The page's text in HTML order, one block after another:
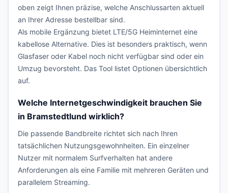
oben zeigt Ihnen präzise, welche Anschlussarten aktuell
an Ihrer Adresse bestellbar sind.
Als mobile Ergänzung bietet LTE/5G Heiminternet eine
kabellose Alternative. Dies ist besonders praktisch, wenn
Glasfaser oder Kabel noch nicht verfügbar sind oder ein
Umzug bevorsteht. Das Tool listet Optionen übersichtlich
auf.
Welche Internetgeschwindigkeit brauchen Sie
in Bramstedtlund wirklich?
Die passende Bandbreite richtet sich nach Ihren
tatsächlichen Nutzungsgewohnheiten. Ein einzelner
Nutzer mit normalem Surfverhalten hat andere
Anforderungen als eine Familie mit mehreren Geräten und
parallelem Streaming.